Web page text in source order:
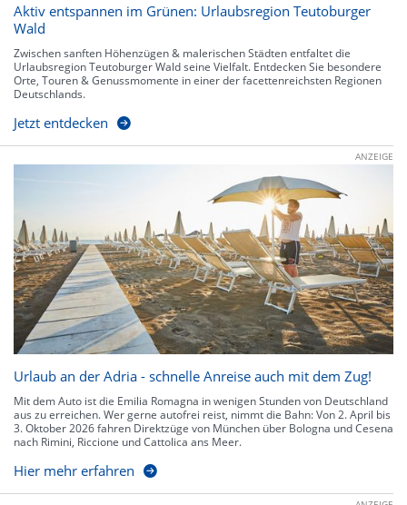
Aktiv entspannen im Grünen: Urlaubsregion Teutoburger
Wald
Zwischen sanften Höhenzügen & malerischen Städten entfaltet die
Urlaubsregion Teutoburger Wald seine Vielfalt. Entdecken Sie besondere
Orte, Touren & Genussmomente in einer der facettenreichsten Regionen
Deutschlands.
Jetzt entdecken
ANZEIGE
Urlaub an der Adria - schnelle Anreise auch mit dem Zug!
Mit dem Auto ist die Emilia Romagna in wenigen Stunden von Deutschland
aus zu erreichen. Wer gerne autofrei reist, nimmt die Bahn: Von 2. April bis
3. Oktober 2026 fahren Direktzüge von München über Bologna und Cesena
nach Rimini, Riccione und Cattolica ans Meer.
Hier mehr erfahren